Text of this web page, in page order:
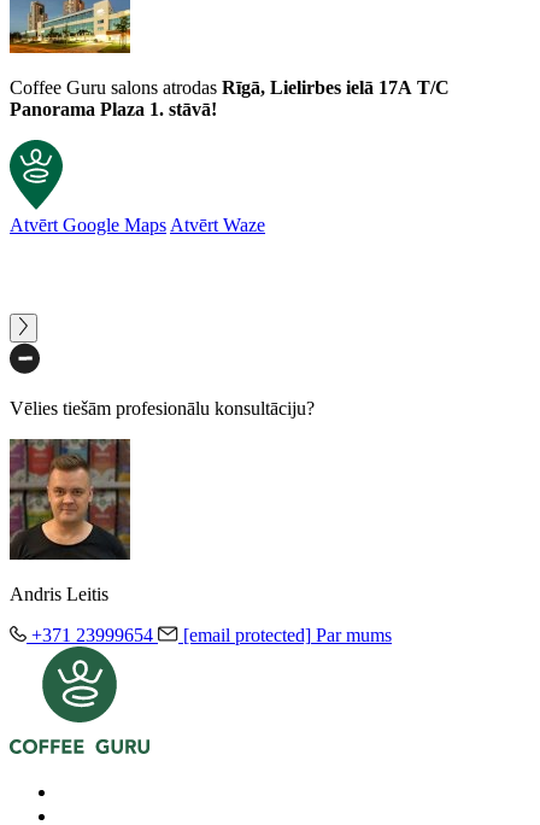
Coffee Guru salons atrodas Rīgā, Lielirbes ielā 17A T/C
Panorama Plaza 1. stāvā!
Atvērt Google Maps Atvērt Waze
Vēlies tiešām profesionālu konsultāciju?
Andris Leitis
+371 23999654
[email protected] Par mums